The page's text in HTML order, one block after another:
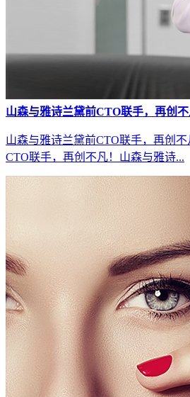
山森与雅诗兰黛前CTO联手，再创不
山森与雅诗兰黛前CTO联手，再创
CTO联手，再创不凡！山森与雅诗...